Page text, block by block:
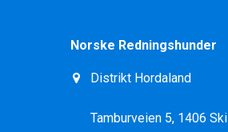
Norske Redningshunder
Distrikt Hordaland
Tamburveien 5, 1406 Ski